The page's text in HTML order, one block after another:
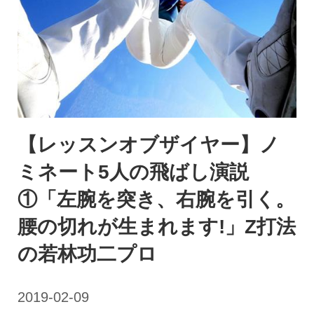
【レッスンオブザイヤー】ノ
ミネート5人の飛ばし演説
①「左腕を突き、右腕を引く。
腰の切れが生まれます!」Z打法
の若林功二プロ